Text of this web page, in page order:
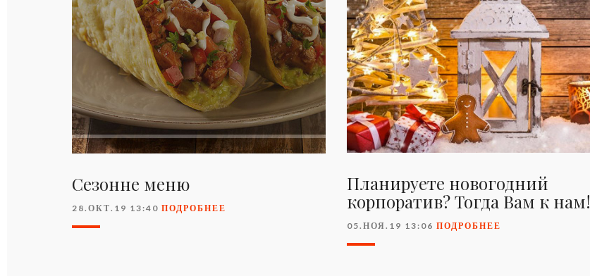
Сезонне меню
28.ОКТ.19 13:40 ПОДРОБНЕЕ
Планируете новогодний
корпоратив? Тогда Вам к нам!
05.НОЯ.19 13:06 ПОДРОБНЕЕ